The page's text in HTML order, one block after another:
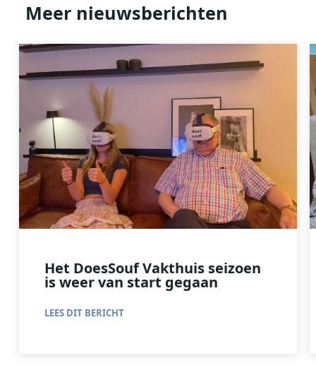
Meer nieuwsberichten
Het DoesSouf Vakthuis seizoen
is weer van start gegaan
LEES DIT BERICHT